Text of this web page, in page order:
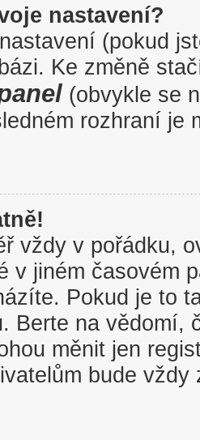
nastavení?
(pokud
Ke změně
(obvykle se
rozhraní je
vždy v pořádku,
v jiném časovém
Pokud je to
Berte na vědomí,
měnit jen
bude